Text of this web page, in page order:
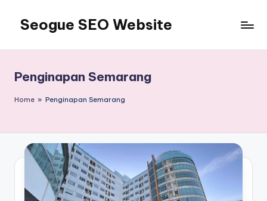
content
Seogue SEO Website
Master
Ahli
dan
Murah
Terbaik
Bergaransi
Penginapan Semarang
Home » Penginapan Semarang